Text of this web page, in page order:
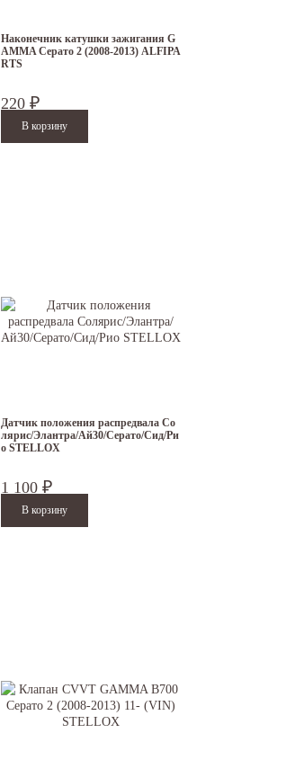
Наконечник катушки зажигания G
AMMA Серато 2 (2008-2013) ALFIPA
RTS
220 ₽
Датчик положения распредвала Со
лярис/Элантра/Ай30/Серато/Сид/Ри
о STELLOX
1 100 ₽